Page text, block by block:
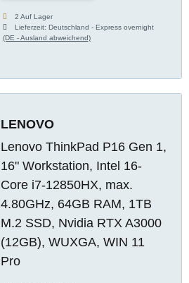
2 Auf Lager
Lieferzeit:Deutschland - Express overnight
(DE - Ausland abweichend)
LENOVO
Lenovo ThinkPad P16 Gen 1,
16" Workstation, Intel 16-
Core i7-12850HX, max.
4.80GHz, 64GB RAM, 1TB
M.2 SSD, Nvidia RTX A3000
(12GB), WUXGA, WIN 11
Pro